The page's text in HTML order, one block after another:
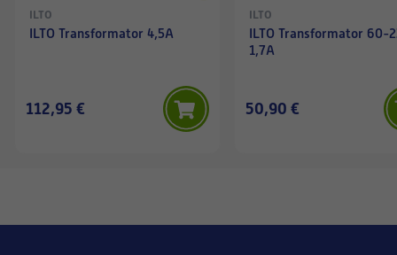
ILTO
ILTO Transformator 4,5A
112,95 €
ILTO
ILTO Transformator 60-
1,7A
50,90 €